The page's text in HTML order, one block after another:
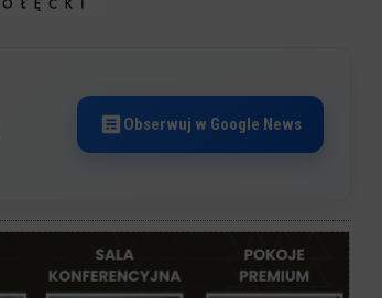
Obserwuj w Google News